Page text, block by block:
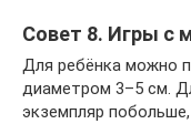
Совет 8. Игры с
Для ребёнка можно
диаметром 3–5 см.
экземпляр